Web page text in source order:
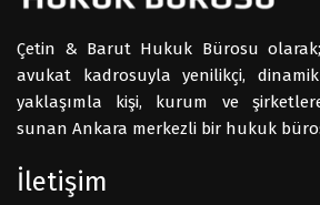
Çetin & Barut Hukuk Bürosu
avukat kadrosuyla yenilikçi,
yaklaşımla kişi, kurum ve
sunan Ankara merkezli bir hukuk
İletişim